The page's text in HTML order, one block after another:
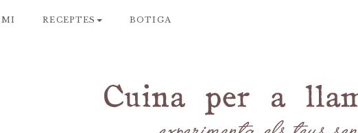
MI RECEPTES BOTIGA